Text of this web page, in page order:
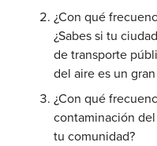
¿Con qué
¿Sabes si tu
de transporte
del aire es un
¿Con qué
contaminación
tu comunidad?